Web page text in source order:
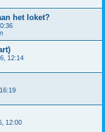
het loket?
12:14
12:00